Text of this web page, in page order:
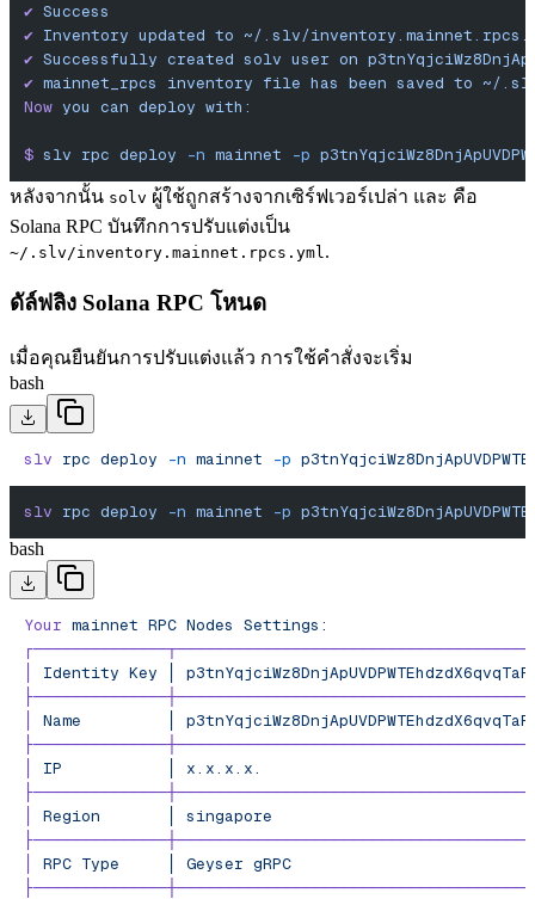
✔︎ Success
✔ Inventory updated to ~/.slv/
✔ Successfully created solv user on
✔︎ mainnet_rpcs inventory file has been saved to ~/
Now you can deploy with:
$ slv rpc deploy -n mainnet -p
หลังจากนั้น solv ผู้ใช้ถูกสร้างจากเซิร์ฟเวอร์เปล่า และ คือ
Solana RPC บันทึกการปรับแต่งเป็น
~/.slv/inventory.mainnet.rpcs.yml.
ดัล์ฟลิง Solana RPC โหนด
เมื่อคุณยืนยันการปรับแต่งแล้ว การใช้คําสั่งจะเริ่ม
bash
slv rpc deploy -n mainnet -p
slv rpc deploy -n mainnet -p
bash
Your mainnet RPC Nodes Settings:
Identity Key
Name
IP x.x.x.x.
Region singapore
RPC Type Geyser gRPC